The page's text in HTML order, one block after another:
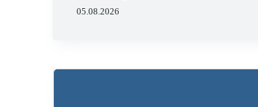
05.08.2026